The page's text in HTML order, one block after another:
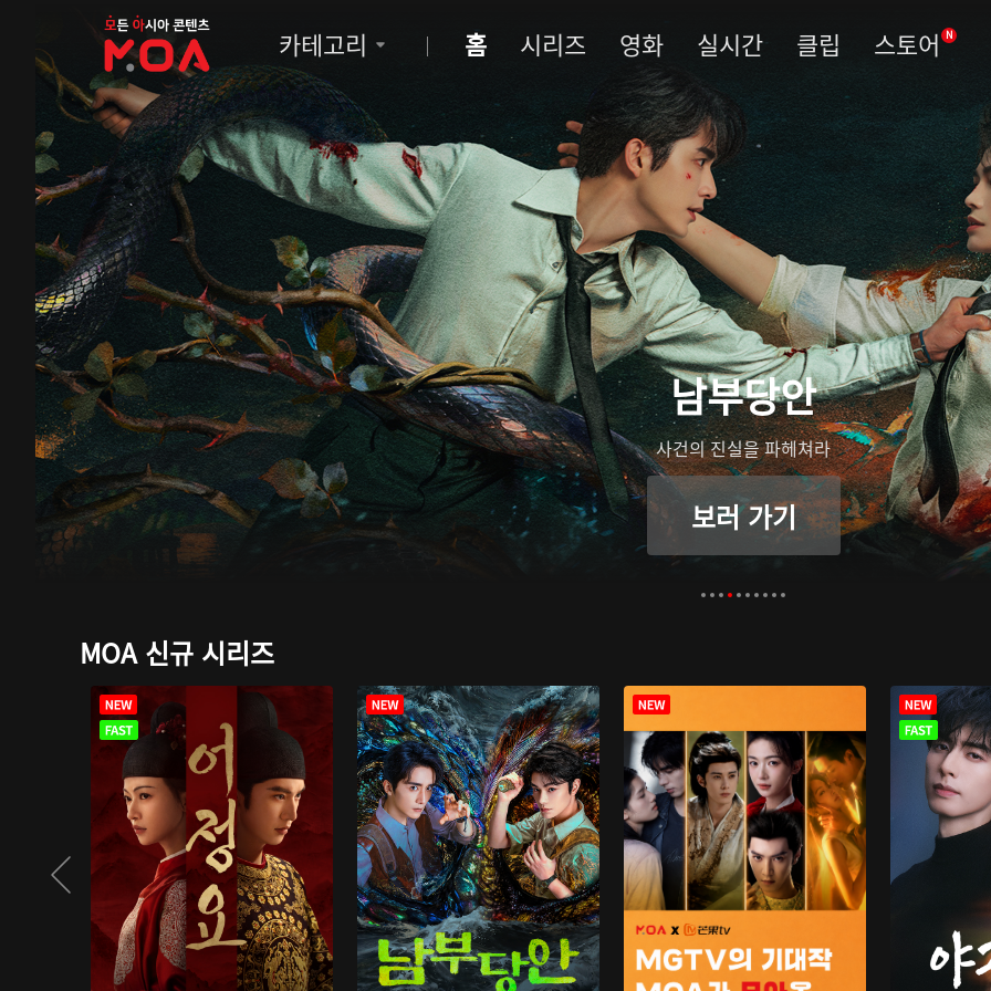
MOA
카테고리 홈 시리즈 영화 실시간 클립 스토어 N
남부당안
사건의 진실을 파헤쳐라
보러 가기
MOA 신규 시리즈